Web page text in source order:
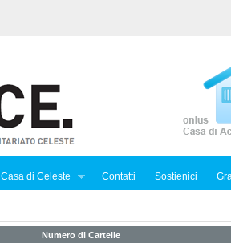
Casa di Celeste Contatti Sostienici
Numero di Cartelle